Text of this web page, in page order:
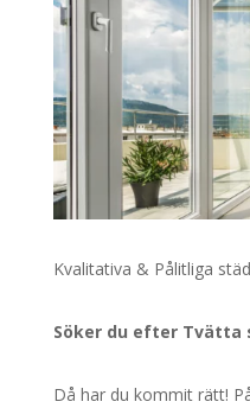
Kvalitativa & Pålitliga
Söker du efter Tvätta
Då har du kommit rätt!